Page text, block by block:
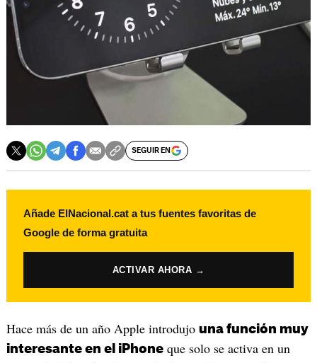
SEGUIR EN
Añade ElNacional.cat a tus fuentes favoritas de
Google de forma gratuita
ACTIVAR AHORA →
Hace más de un año Apple introdujo una función muy
interesante en el iPhoneque solo se activa en un